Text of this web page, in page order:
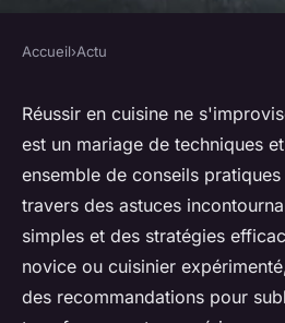
Conseils
recettes de
Victor•25 mai 2025•4 min de
Accueil›Actu
Réussir en cuisine ne
est un mariage de techniques
ensemble de conseils
travers des astuces
simples et des stratégies
novice ou cuisinier
des recommandations pour